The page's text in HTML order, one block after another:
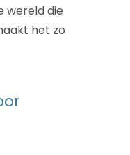
wereld die
het zo